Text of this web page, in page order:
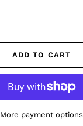
ADD TO CART
More payment options